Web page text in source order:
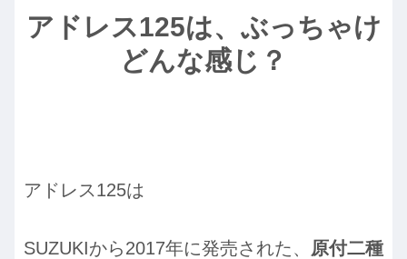
アドレス125は、ぶっちゃけ
どんな感じ？
アドレス125は
SUZUKIから2017年に発売された、 原付二種